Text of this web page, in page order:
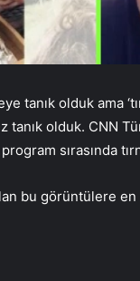
tanık olduk ama
tanık olduk. CNN
sırasında
bu görüntülere